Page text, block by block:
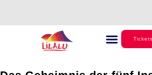
springen